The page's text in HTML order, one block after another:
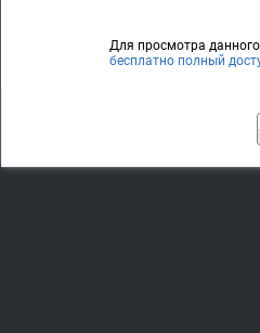
Для просмотра
бесплатно полный